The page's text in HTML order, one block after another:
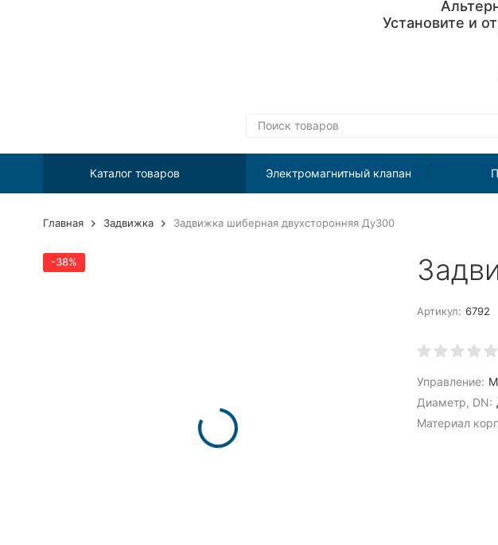
Установите и
Каталог товаров Электромагнитный клапан
Главная Задвижка Задвижка шиберная двухсторонняя Ду300
-38%
Артикул: 6792
Управление:
Диаметр, DN:
Материал